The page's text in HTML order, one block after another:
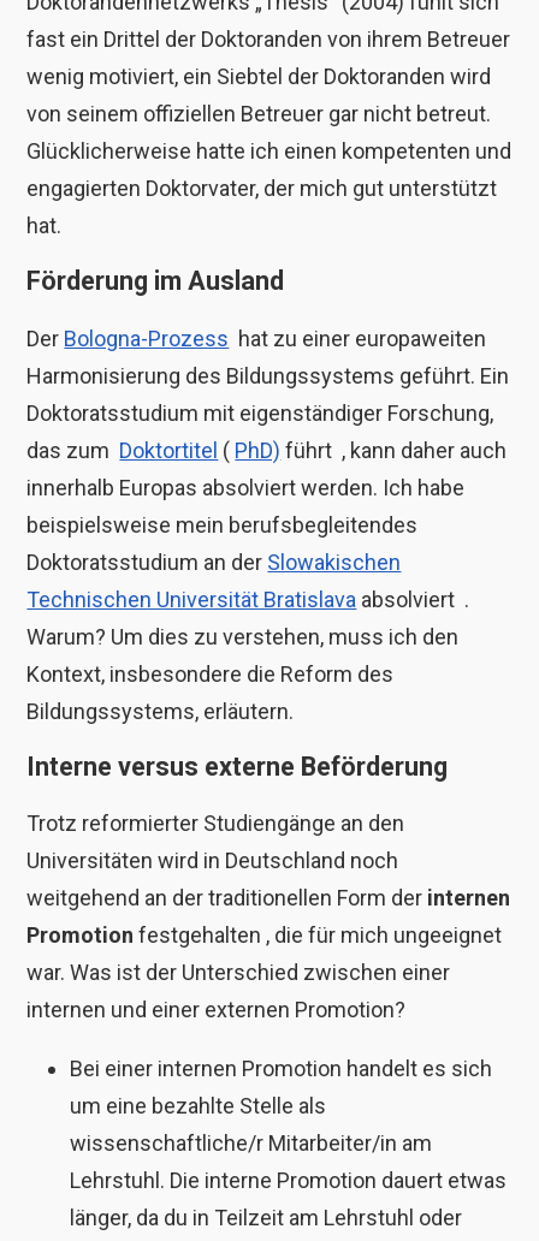
fast ein Drittel der Doktoranden von ihrem Betreuer
wenig motiviert, ein Siebtel der Doktoranden wird
von seinem offiziellen Betreuer gar nicht betreut.
Glücklicherweise hatte ich einen kompetenten und
engagierten Doktorvater, der mich gut unterstützt
hat.
Förderung im Ausland
Der Bologna-Prozess hat zu einer europaweiten
Harmonisierung des Bildungssystems geführt. Ein
Doktoratsstudium mit eigenständiger Forschung,
das zum Doktortitel ( PhD) führt , kann daher auch
innerhalb Europas absolviert werden. Ich habe
beispielsweise mein berufsbegleitendes
Doktoratsstudium an der Slowakischen
Technischen Universität Bratislava absolviert .
Warum? Um dies zu verstehen, muss ich den
Kontext, insbesondere die Reform des
Bildungssystems, erläutern.
Interne versus externe Beförderung
Trotz reformierter Studiengänge an den
Universitäten wird in Deutschland noch
weitgehend an der traditionellen Form der internen
Promotion festgehalten , die für mich ungeeignet
war. Was ist der Unterschied zwischen einer
internen und einer externen Promotion?
Bei einer internen Promotion handelt es sich
um eine bezahlte Stelle als
wissenschaftliche/r Mitarbeiter/in am
Lehrstuhl. Die interne Promotion dauert etwas
länger, da du in Teilzeit am Lehrstuhl oder